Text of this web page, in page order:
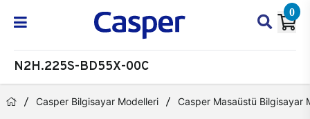
0
N2H.225S-BD55X-00C
Casper Bilgisayar Modelleri Casper Masaüstü Bilgisayar